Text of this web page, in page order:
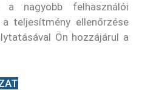
a nagyobb felhasználói
teljesítmény ellenőrzése
Ön hozzájárul a